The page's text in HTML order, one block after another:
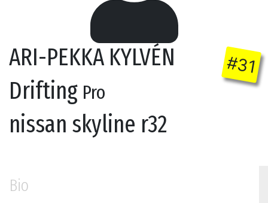
#31
ARI-PEKKA KYLVÉN
Drifting Pro
nissan skyline r32
Bio